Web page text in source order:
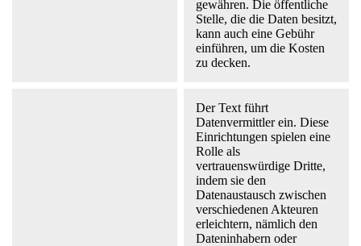
gewähren. Die öffentliche
Stelle, die die Daten besitzt,
kann auch eine Gebühr
einführen, um die Kosten
zu decken.
Der Text führt
Datenvermittler ein. Diese
Einrichtungen spielen eine
Rolle als
vertrauenswürdige Dritte,
indem sie den
Datenaustausch zwischen
verschiedenen Akteuren
erleichtern, nämlich den
Dateninhabern oder